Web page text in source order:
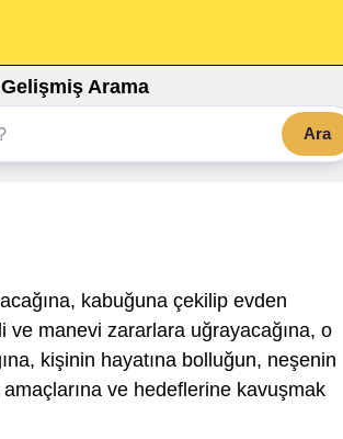
Gelişmiş Arama
Ara
kabuğuna çekilip evden
ve manevi zararlara uğrayacağına, o
kişinin hayatına bolluğun, neşenin
ve hedeflerine kavuşmak